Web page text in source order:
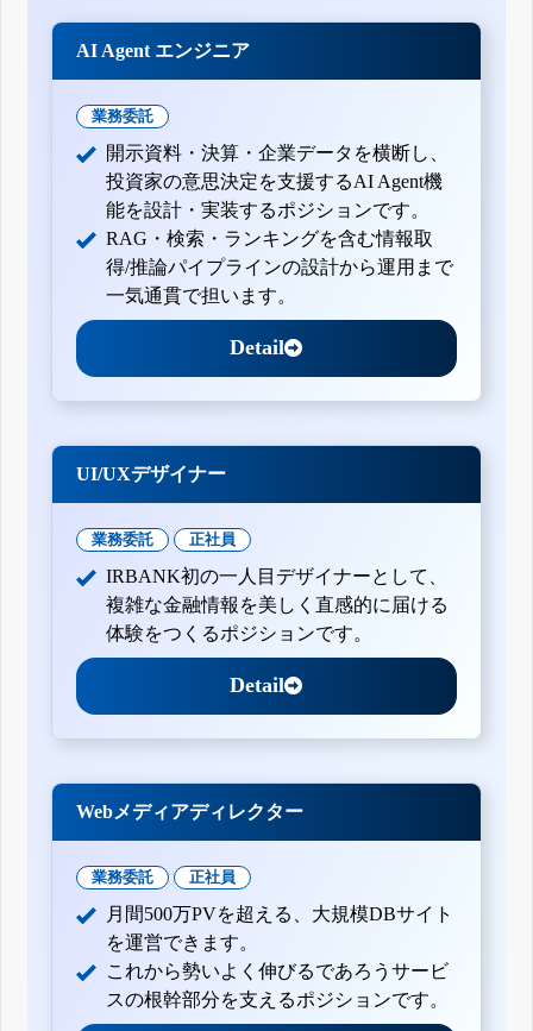
AI Agent エンジニア
業務委託
開示資料・決算・企業データを横断し、
投資家の意思決定を支援するAI Agent機
能を設計・実装するポジションです。
RAG・検索・ランキングを含む情報取
得/推論パイプラインの設計から運用まで
一気通貫で担います。
Detail
UI/UXデザイナー
業務委託 正社員
IRBANK初の一人目デザイナーとして、
複雑な金融情報を美しく直感的に届ける
体験をつくるポジションです。
Detail
Webメディアディレクター
業務委託 正社員
月間500万PVを超える、大規模DBサイト
を運営できます。
これから勢いよく伸びるであろうサービ
スの根幹部分を支えるポジションです。